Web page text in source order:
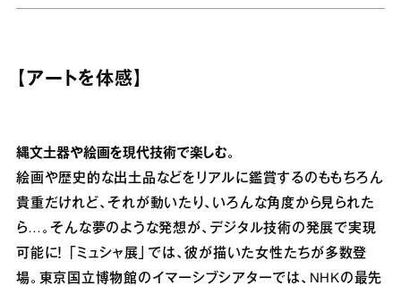
【アートを体感】
縄文土器や絵画を現代技術で楽しむ。
絵画や歴史的な出土品などをリアルに鑑賞するのももちろん
貴重だけれど、それが動いたり、いろんな角度から見られた
ら…。そんな夢のような発想が、デジタル技術の発展で実現
可能に！ 「ミュシャ展」では、彼が描いた女性たちが多数登
場。東京国立博物館のイマーシブシアターでは、NHKの最先